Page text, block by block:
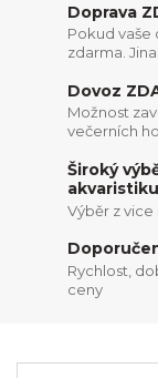
Doprava
Pokud vaše
zdarma.
Dovoz
Možnost
večerních
Široký
Výběr z
Rychlost,
ceny